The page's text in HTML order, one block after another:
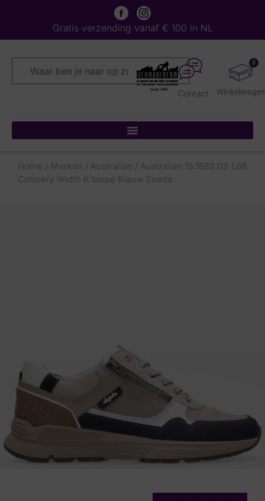
Gratis verzending vanaf € 100 in NL
0
Contact
Home / Merken / Australian / Australian 15.1682.03-L68
Connery Width K taupe Blauw Suede